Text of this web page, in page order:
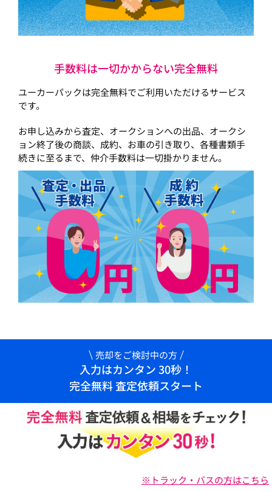
手数料は一切かからない完全無料
ユーカーパックは完全無料でご利用いただけるサービス
です。
お申し込みから査定、オークションへの出品、オークシ
ョン終了後の商談、成約、お車の引き取り、各種書類手
続きに至るまで、仲介手数料は一切掛かりません。
売却をご検討中の方
入力はカンタン 30秒！
完全無料 査定依頼スタート
※トラック・バスの方はこちら